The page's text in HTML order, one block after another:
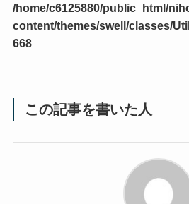
/home/c6125880/public_html/
content/themes/swell/classes/
668
この記事を書いた人